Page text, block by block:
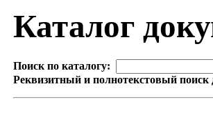
Каталог
Поиск по каталогу:
Реквизитный и полнотекстовый поиск